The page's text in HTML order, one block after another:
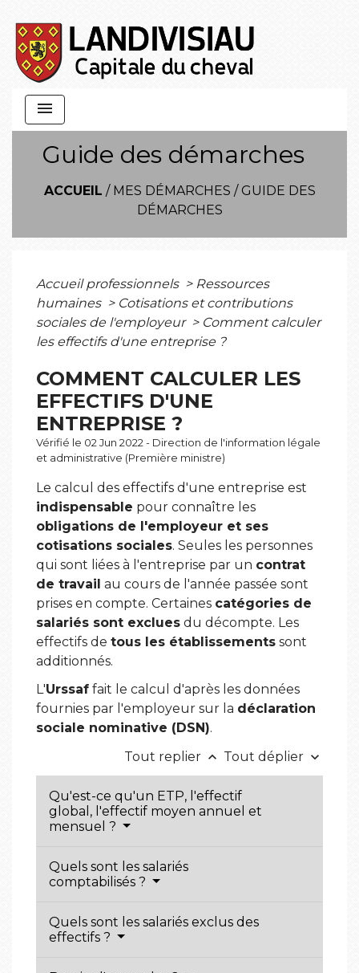
menu
Guide des démarches
ACCUEIL / MES DÉMARCHES / GUIDE DES
DÉMARCHES
Accueil professionnels > Ressources
humaines > Cotisations et contributions
sociales de l'employeur > Comment calculer
les effectifs d'une entreprise ?
COMMENT CALCULER LES
EFFECTIFS D'UNE
ENTREPRISE ?
Vérifié le 02 Jun 2022 - Direction de l'information légale
et administrative (Première ministre)
Le calcul des effectifs d'une entreprise est
indispensable pour connaître les
obligations de l'employeur et ses
cotisations sociales. Seules les personnes
qui sont liées à l'entreprise par un contrat
de travail au cours de l'année passée sont
prises en compte. Certaines catégories de
salariés sont exclues du décompte. Les
effectifs de tous les établissements sont
additionnés.
L'Urssaf fait le calcul d'après les données
fournies par l'employeur sur la déclaration
sociale nominative (DSN).
Tout replier keyboard_arrow_up Tout déplier keyboard_arrow_down
Qu'est-ce qu'un ETP, l'effectif
global, l'effectif moyen annuel et
mensuel ?
Quels sont les salariés
comptabilisés ?
Quels sont les salariés exclus des
effectifs ?